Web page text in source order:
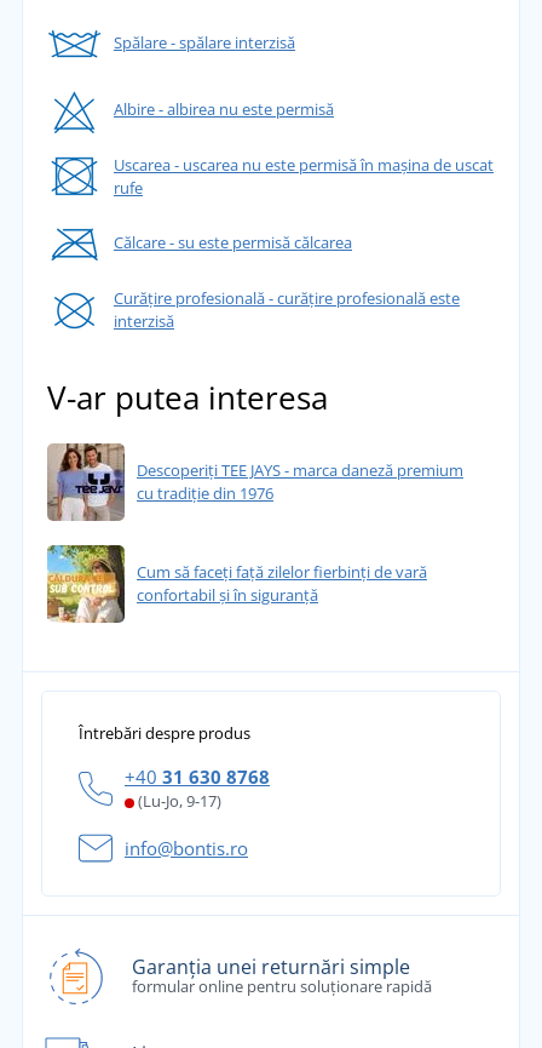
Spălare - spălare interzisă
Albire - albirea nu este permisă
Uscarea - uscarea nu este permisă în mașina de uscat
rufe
Călcare - su este permisă călcarea
Curățire profesională - curățire profesională este
interzisă
V-ar putea interesa
Descoperiți TEE JAYS - marca daneză premium
cu tradiție din 1976
Cum să faceți față zilelor fierbinți de vară
confortabil și în siguranță
Întrebări despre produs
+40 31 630 8768
(Lu-Jo, 9-17)
info@bontis.ro
Garanția unei returnări simple
formular online pentru soluționare rapidă